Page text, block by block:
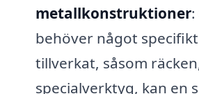
metallkonstruktioner:
behöver något
tillverkat, såsom
specialverktyg, kan en